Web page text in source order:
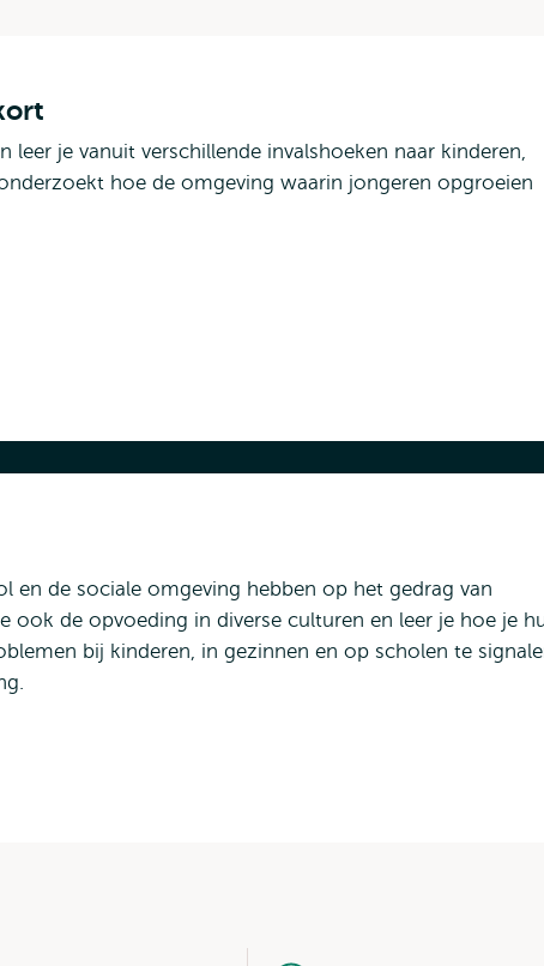
leer je vanuit verschillende invalshoeken naar kinderen,
hoe de omgeving waarin jongeren opgroeien
-
interview
en de sociale omgeving hebben op het gedrag van
ook de opvoeding in diverse culturen en leer je hoe je
bij kinderen, in gezinnen en op scholen te